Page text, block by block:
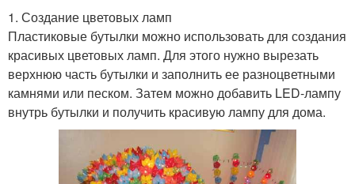
1. Создание цветовых ламп
Пластиковые бутылки можно использовать для создания
красивых цветовых ламп. Для этого нужно вырезать
верхнюю часть бутылки и заполнить ее разноцветными
камнями или песком. Затем можно добавить LED-лампу
внутрь бутылки и получить красивую лампу для дома.